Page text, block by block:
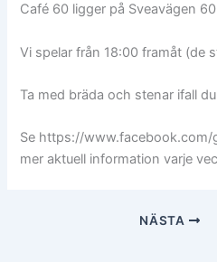
Café 60 ligger på Sveavägen
Vi spelar från 18:00 framåt (de
Ta med bräda och stenar ifall
Se https://
mer aktuell information varje
NÄSTA